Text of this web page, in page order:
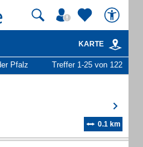
KARTE
Pfalz Treffer 1-25 von 122
0.1 km